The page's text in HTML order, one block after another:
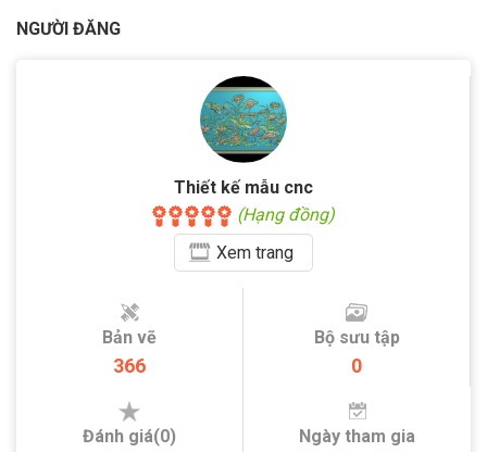
NGƯỜI ĐĂNG
Thiết kế mẫu cnc
(Hạng đồng)
Xemtrang
Bản vẽ
366
Bộ sưu tập
0
Đánh giá(0) Ngày tham gia